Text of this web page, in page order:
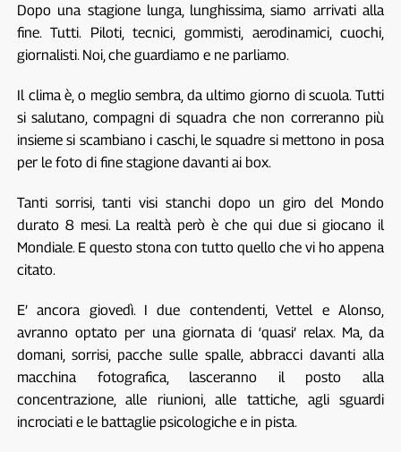
Dopo una stagione lunga, lunghissima, siamo arrivati alla
fine. Tutti. Piloti, tecnici, gommisti, aerodinamici, cuochi,
giornalisti. Noi, che guardiamo e ne parliamo.
Il clima è, o meglio sembra, da ultimo giorno di scuola. Tutti
si salutano, compagni di squadra che non correranno più
insieme si scambiano i caschi, le squadre si mettono in posa
per le foto di fine stagione davanti ai box.
Tanti sorrisi, tanti visi stanchi dopo un giro del Mondo
durato 8 mesi. La realtà però è che qui due si giocano il
Mondiale. E questo stona con tutto quello che vi ho appena
citato.
E’ ancora giovedì. I due contendenti, Vettel e Alonso,
avranno optato per una giornata di ‘quasi’ relax. Ma, da
domani, sorrisi, pacche sulle spalle, abbracci davanti alla
macchina fotografica, lasceranno il posto alla
concentrazione, alle riunioni, alle tattiche, agli sguardi
incrociati e le battaglie psicologiche e in pista.